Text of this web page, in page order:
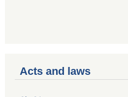
Acts and laws